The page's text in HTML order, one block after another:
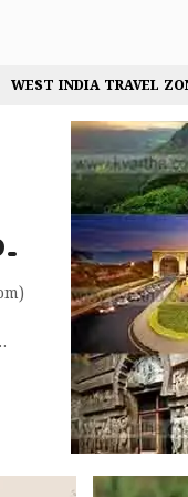
WEST INDIA TRAVEL